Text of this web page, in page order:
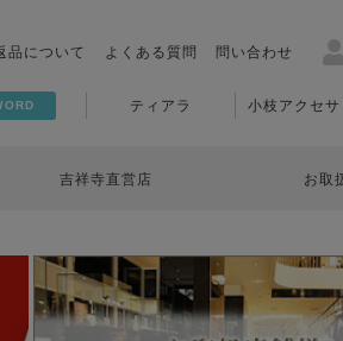
品について よくある質問 問い合わせ
ティアラ 小枝アクセサ
吉祥寺直営店 お取